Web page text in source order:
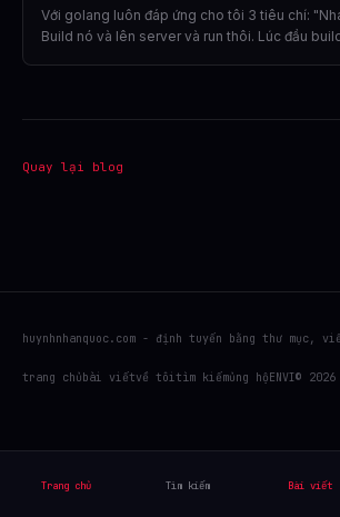
Với golang luôn đáp ứng cho tôi 3 tiêu chí:
Build nó và lên server và run thôi. Lúc đầu
Quay lại blog
huynhnhanquoc.com - định tuyến bằng thư mục,
trang chủbài viếtvề tôitìm kiếmủng hộENVI© 2026
Trang chủ Tìm kiếm Bài viết